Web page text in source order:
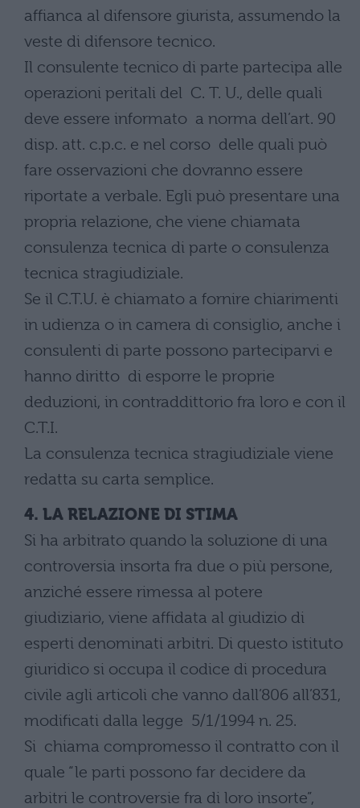
affianca al difensore giurista, assumendo la
veste di difensore tecnico.
Il consulente tecnico di parte partecipa alle
operazioni peritali del C. T. U., delle quali
deve essere informato a norma dell’art. 90
disp. att. c.p.c. e nel corso delle quali può
fare osservazioni che dovranno essere
riportate a verbale. Egli può presentare una
propria relazione, che viene chiamata
consulenza tecnica di parte o consulenza
tecnica stragiudiziale.
Se il C.T.U. è chiamato a fornire chiarimenti
in udienza o in camera di consiglio, anche i
consulenti di parte possono parteciparvi e
hanno diritto di esporre le proprie
deduzioni, in contraddittorio fra loro e con il
C.T.I.
La consulenza tecnica stragiudiziale viene
redatta su carta semplice.
4. LA RELAZIONE DI STIMA
Si ha arbitrato quando la soluzione di una
controversia insorta fra due o più persone,
anziché essere rimessa al potere
giudiziario, viene affidata al giudizio di
esperti denominati arbitri. Di questo istituto
giuridico si occupa il codice di procedura
civile agli articoli che vanno dall’806 all’831,
modificati dalla legge 5/1/1994 n. 25.
Si chiama compromesso il contratto con il
quale “le parti possono far decidere da
arbitri le controversie fra di loro insorte”,